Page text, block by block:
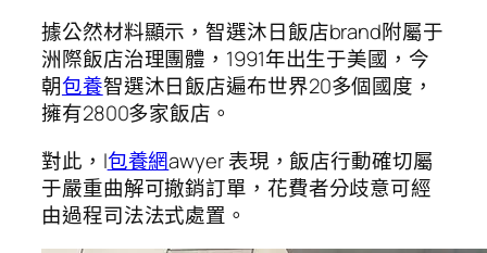
據公然材料顯示，智選沐日飯店brand附屬于
洲際飯店治理團體，1991年出生于美國，今
朝包養智選沐日飯店遍布世界20多個國度，
擁有2800多家飯店。
對此，l包養網awyer 表現，飯店行動確切屬
于嚴重曲解可撤銷訂單，花費者分歧意可經
由過程司法法式處置。